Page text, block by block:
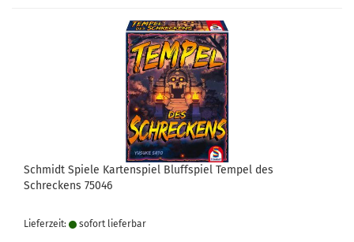
Schmidt Spiele Kartenspiel Bluffspiel Tempel des
Schreckens 75046
Lieferzeit: sofort lie­fer­bar